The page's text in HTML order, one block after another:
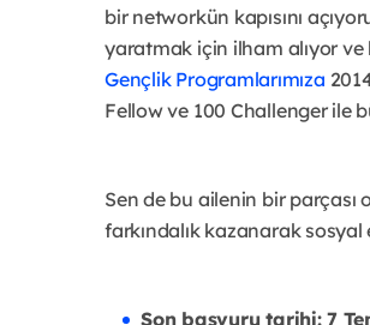
bir networkün kapısını
yaratmak için ilham alıyor
Gençlik Programlarımıza
Fellow ve 100 Challenger ile
Sen de bu ailenin bir
farkındalık kazanarak
Son başvuru tarihi: 7